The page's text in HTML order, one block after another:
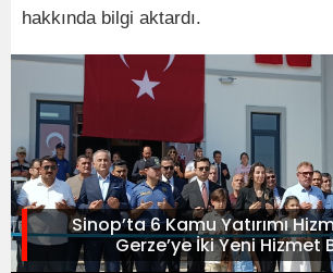
hakkında bilgi aktardı.
Sinop’ta 6 Kamu Yatırımı
Gerze’ye İki Yeni Hizmet